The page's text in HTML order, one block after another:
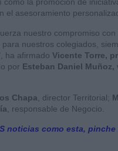
asesoramiento
nuestro compromiso
nuestros colegiados,
ha afirmado Vicente Torre,
por Esteban Daniel
Chapa , director Territorial;
, responsable de Negocio.
noticias como esta, pinche